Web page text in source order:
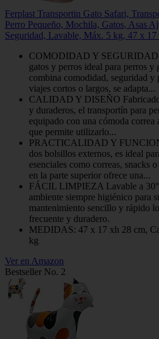
Ferplast Transportin Gato Safari,
Perro Pequeño, Mochila, Gatos, Asas
Seguridad, Lavable, Máx. 5 kg, 47 x
COMODIDAD Y SEGURIDAD
gatos y perros ideal para perros y
combina comodidad, seguridad y
viajes cortos o largos, se adapta...
CALIDAD Y DISEÑO Fabricado
y duraderos, el transportín para
equipado con una cómoda correa
que permite utilizarlo...
PRACTICALIDAD Y
dos bolsillos externos, es ideal
esenciales como correas, snacks
en la parte superior ofrece una...
FÁCIL LIMPIEZA Lavable a
ambiente siempre higiénico para
mantenimiento sencillo y rápido
frecuente y duradero.
MEDIDAS: 47 x 17 xh 28 cm,
kg
Ver en Amazon
Bestseller No. 2